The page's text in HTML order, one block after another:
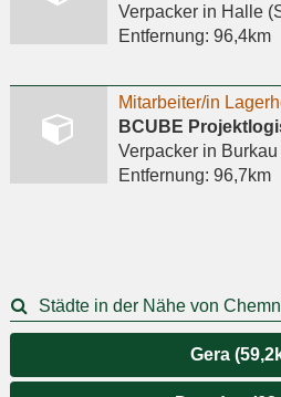
Verpackerin Halle
Entfernung: 96,4km
Mitarbeiter/in
BCUBE
Verpackerin Burkau
Entfernung: 96,7km
Städte in der Nähe von
Gera